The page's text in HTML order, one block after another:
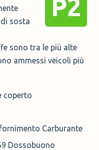
sosta
sono tra le più alte
ammessi veicoli più
coperto
Carburante
Dossobuono